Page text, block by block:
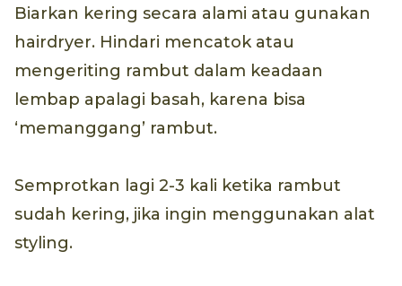
Biarkan kering secara alami atau gunakan
hairdryer. Hindari mencatok atau
mengeriting rambut dalam keadaan
lembap apalagi basah, karena bisa
‘memanggang’ rambut.
Semprotkan lagi 2-3 kali ketika rambut
sudah kering, jika ingin menggunakan alat
styling.